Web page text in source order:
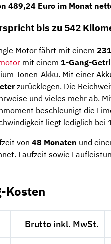
489,24 Euro im Monat
bis zu 542
Motor fährt mit einem
mit einem 1-Gang-
Ionen-Akku. Mit einer
zurücklegen. Die
und vieles mehr ab.
beschleunigt die
liegt lediglich bei
von 48 Monaten und
Laufzeit sowie
Kosten
Brutto inkl. MwSt.